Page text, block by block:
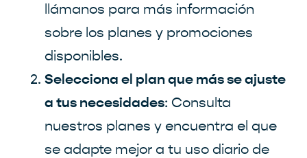
llámanos para más información
sobre los planes y promociones
disponibles.
Selecciona el plan que más se ajuste
a tus necesidades: Consulta
nuestros planes y encuentra el que
se adapte mejor a tu uso diario de